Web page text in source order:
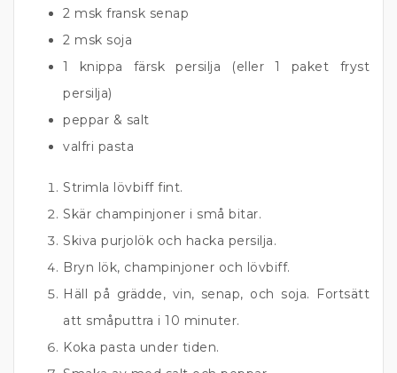
2 msk fransk senap
2 msk soja
1 knippa färsk persilja (eller 1 paket fryst
persilja)
peppar & salt
valfri pasta
Strimla lövbiff fint.
Skär champinjoner i små bitar.
Skiva purjolök och hacka persilja.
Bryn lök, champinjoner och lövbiff.
Häll på grädde, vin, senap, och soja. Fortsätt
att småputtra i 10 minuter.
Koka pasta under tiden.